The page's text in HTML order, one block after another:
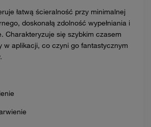
łatwą ścieralność przy minimalnej
doskonałą zdolność wypełniania i
Charakteryzuje się szybkim czasem
w aplikacji, co czyni go fantastycznym